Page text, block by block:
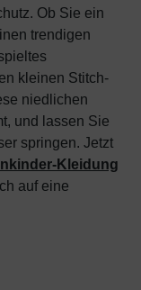
Ob Sie ein
trendigen
kleinen Stitch-
niedlichen
und lassen Sie
springen. Jetzt
Kleidung
auf eine